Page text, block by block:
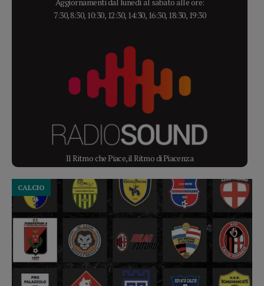
7:30, 8:30, 10:30, 12:30, 14:30, 16:30, 18:30, 19:30
Il Ritmo che Piace, il Ritmo di Piacenza
CALCIO